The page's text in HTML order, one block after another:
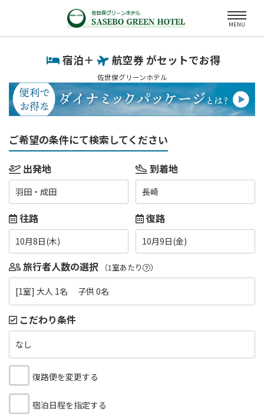
MENU
宿泊＋ 航空券 がセットでお得
佐世保グリーンホテル
ご希望の条件にて検索してください
出発地
羽田・成田
到着地
長崎
往路
10月8日(木)
復路
10月9日(金)
旅行者人数の選択 （1室あたり ）
[1室] 大人 1名 子供 0名
こだわり条件
なし
復路便を変更する
宿泊日程を指定する